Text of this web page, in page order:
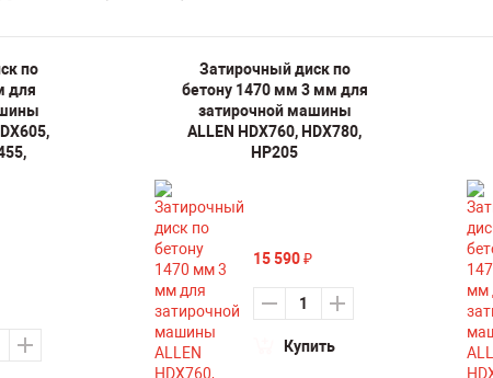
по
для
Затирочный диск по
бетону 1470 мм 3 мм для
затирочной машины
ALLEN HDX760, HDX780,
HP205
15 590 ₽
Купить